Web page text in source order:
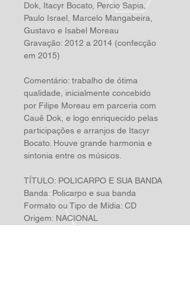
Dok, Itacyr Bocato, Percio Sapia,
Paulo Israel, Marcelo Mangabeira,
Gustavo e Isabel Moreau
Gravação: 2012 a 2014 (confecção
em 2015)
Comentário: trabalho de ótima
qualidade, inicialmente concebido
por Filipe Moreau em parceria com
Cauê Dok, e logo enriquecido pelas
participações e arranjos de Itacyr
Bocato. Houve grande harmonia e
sintonia entre os músicos.
TÍTULO: POLICARPO E SUA BANDA
Banda: Policarpo e sua banda
Formato ou Tipo de Mídia: CD
Origem: NACIONAL